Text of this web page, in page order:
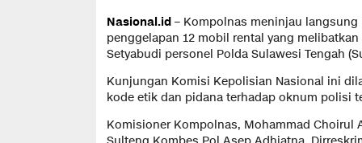
Nasional.id – Kompolnas meninjau
penggelapan 12 mobil rental yang
Setyabudi personel Polda Sulawesi Tengah
Kunjungan Komisi Kepolisian Nasional ini
kode etik dan pidana terhadap oknum polisi
Komisioner Kompolnas, Mohammad Choirul